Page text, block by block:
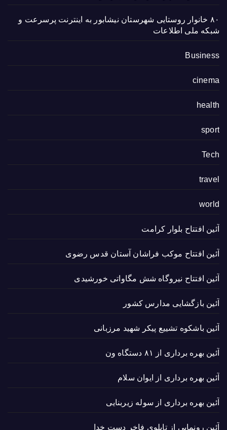
۸۰ خانوار روستایی شهرستان نیشابور به اینترنت پرسرعت و
شبکه ملی اطلاعات
Business
cinema
health
sport
Tech
travel
world
آئین افتتاح بلوار کرامت
آئین افتتاح موکب فراشان آستان قدس رضوی
آئین افتتاح نیروگاه شش مگاواتی خورشیدی
آئین بازگشایی مدارس کشور
آئین باشکوه تشییع پیکر شهید مرزبانی
آئین بهره برداری از ۸۱ دستگاه ون
آئین بهره برداری از ایوان سلام
آئین بهره برداری از سوله زیربنایی
آئین رونمایی از تابلوی فاخر دست خدا